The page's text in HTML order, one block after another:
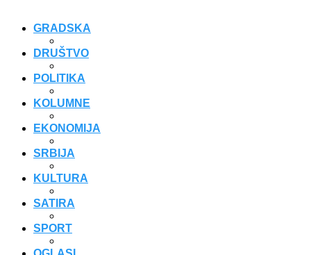
GRADSKA
DRUŠTVO
POLITIKA
KOLUMNE
EKONOMIJA
SRBIJA
KULTURA
SATIRA
SPORT